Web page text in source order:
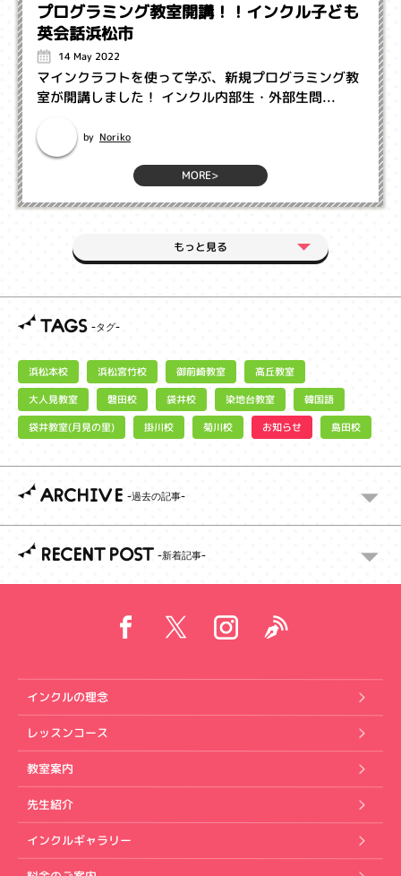
プログラミング教室開講！！インクル子ども
英会話浜松市
14 May 2022
マインクラフトを使って学ぶ、新規プログラミング教
室が開講しました！ インクル内部生・外部生問...
by Noriko
MORE>
もっと見る
TAGS
浜松本校 浜松宮竹校 御前崎教室 高丘教室
大人見教室 磐田校 袋井校 染地台教室 韓国語
袋井教室(月見の里) 掛川校 菊川校 お知らせ 島田校
ARCHIVE
RECENT POST
インクルの理念
レッスンコース
教室案内
先生紹介
インクルギャラリー